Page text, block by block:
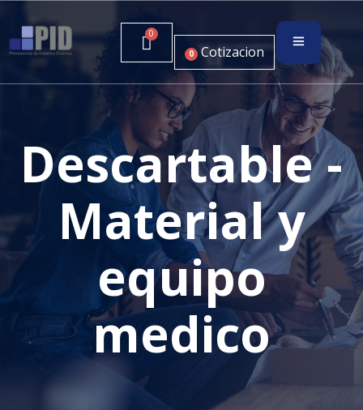
0 Cotizacion
Descartable -
Material y
equipo
medico